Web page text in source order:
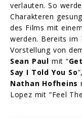
verlauten. So
Charakteren
des Films mit
werden. Bereits im
Vorstellung von
Sean Paul mit “
Say I Told You So
Nathan Hofheins
Lopez mit “Feel